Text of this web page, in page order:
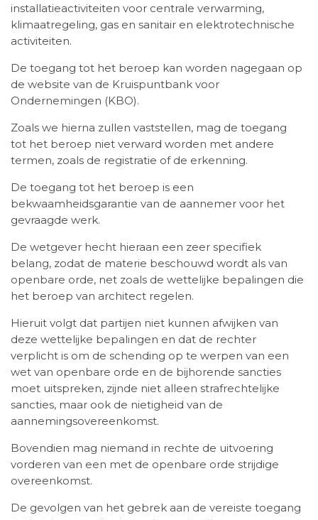
installatieactiviteiten voor centrale verwarming,
klimaatregeling, gas en sanitair en elektrotechnische
activiteiten.
De toegang tot het beroep kan worden nagegaan op
de website van de Kruispuntbank voor
Ondernemingen (KBO).
Zoals we hierna zullen vaststellen, mag de toegang
tot het beroep niet verward worden met andere
termen, zoals de registratie of de erkenning.
De toegang tot het beroep is een
bekwaamheidsgarantie van de aannemer voor het
gevraagde werk.
De wetgever hecht hieraan een zeer specifiek
belang, zodat de materie beschouwd wordt als van
openbare orde, net zoals de wettelijke bepalingen die
het beroep van architect regelen.
Hieruit volgt dat partijen niet kunnen afwijken van
deze wettelijke bepalingen en dat de rechter
verplicht is om de schending op te werpen van een
wet van openbare orde en de bijhorende sancties
moet uitspreken, zijnde niet alleen strafrechtelijke
sancties, maar ook de nietigheid van de
aannemingsovereenkomst.
Bovendien mag niemand in rechte de uitvoering
vorderen van een met de openbare orde strijdige
overeenkomst.
De gevolgen van het gebrek aan de vereiste toegang